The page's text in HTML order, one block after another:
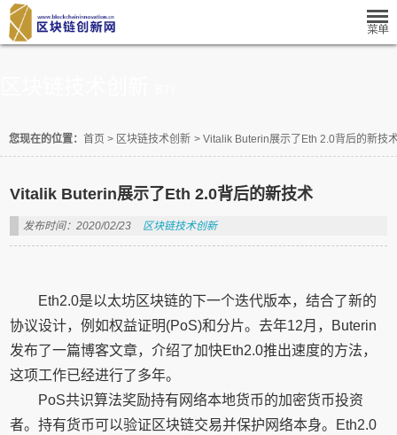
您现在的位置： 首页 > 区块链技术创新 > Vitalik Buterin展示了Eth 2.0背后的新技
Vitalik Buterin展示了Eth 2.0背后的新技术
发布时间：2020/02/23 区块链技术创新
Eth2.0是以太坊区块链的下一个迭代版本，结合了新的
协议设计，例如权益证明(PoS)和分片。去年12月，Buterin
发布了一篇博客文章，介绍了加快Eth2.0推出速度的方法，
这项工作已经进行了多年。
PoS共识算法奖励持有网络本地货币的加密货币投资
者。持有货币可以验证区块链交易并保护网络本身。Eth2.0